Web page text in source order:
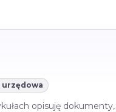
urzędowa
opisuję